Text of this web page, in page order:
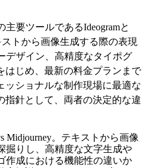
要ツールであるIdeogramと
トから画像生成する際の表現
デザイン、高精度なタイポグ
はじめ、最新の料金プランまで
ッショナルな制作現場に最適な
指針として、両者の決定的な違
Midjourney。テキストから画像
掘りし、高精度な文字生成や
作成における機能性の違いか